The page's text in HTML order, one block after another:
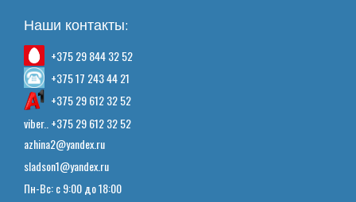
Наши контакты:
+375 29 844 32 52
+375 17 243 44 21
+375 29 612 32 52
viber.. +375 29 612 32 52
azhina2@yandex.ru
sladson1@yandex.ru
Пн-Вс: с 9:00 до 18:00